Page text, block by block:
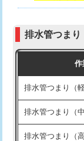
追加人工
※給水管工事は
交換・取付（そ
持込商品取付（
持込商品取付（
持込商品取付（
給水管工事※（
排水管つま
作
排水管つまり（
排水管つまり（
排水管つまり（